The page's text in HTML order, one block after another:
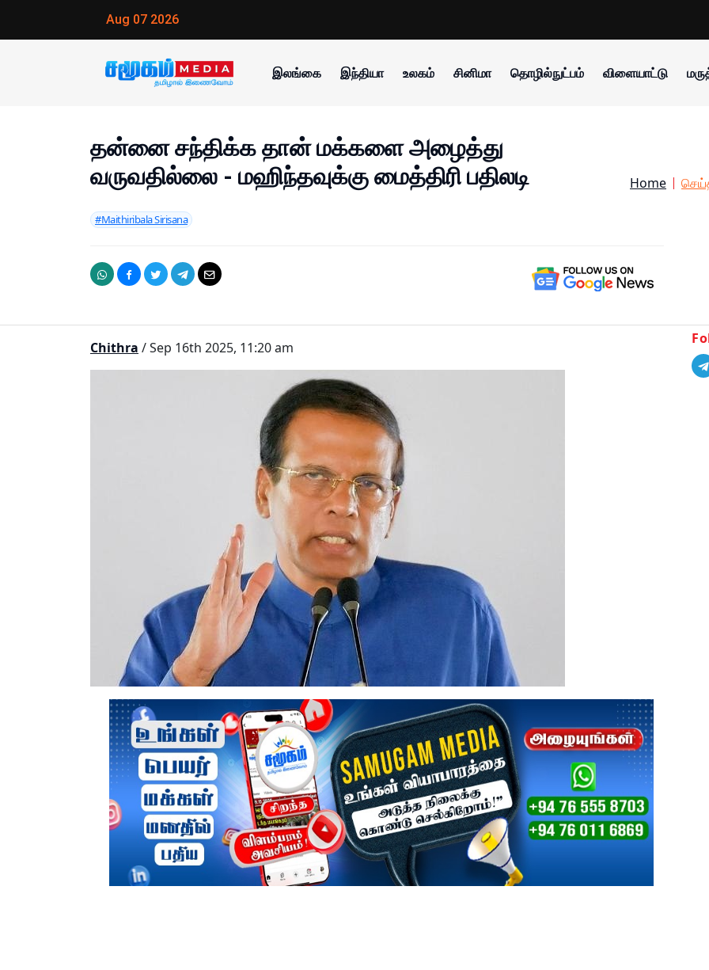
Aug 07 2026
இலங்கை இந்தியா உலகம் சினிமா தொழில்நுட்பம் விளையாட்டு
தன்னை சந்திக்க தான் மக்களை அழைத்து
வருவதில்லை - மஹிந்தவுக்கு மைத்திரி பதிலடி
#Maithiribala Sirisana
Home
Chithra / Sep 16th 2025, 11:20 am